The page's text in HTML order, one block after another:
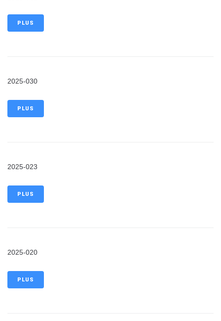
PLUS
2025-030
PLUS
2025-023
PLUS
2025-020
PLUS